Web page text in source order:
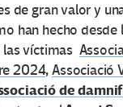
de gran valor y
han hecho desde
víctimas
2024,Associació
de